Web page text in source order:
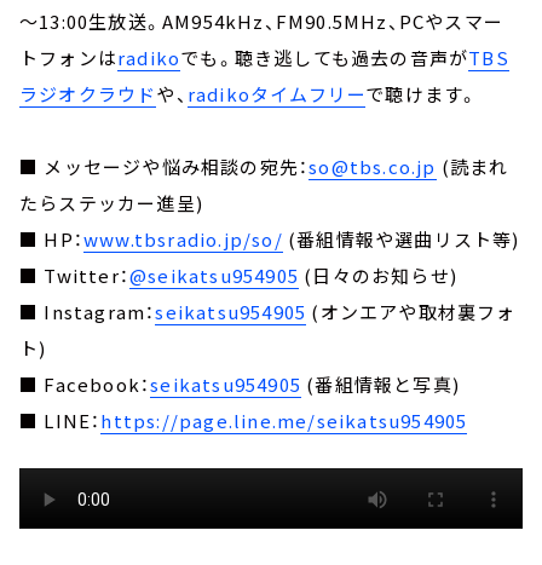
～13:00生放送。AM954kHz、FM90.5MHz、PCやスマー
トフォンはradikoでも。聴き逃しても過去の音声がTBS
ラジオクラウドや、 radikoタイムフリーで聴けます。
■ メッセージや悩み相談の宛先：so@tbs.co.jp (読まれ
たらステッカー進呈)
■ HP：www.tbsradio.jp/so/ (番組情報や選曲リスト等)
■ Twitter：@seikatsu954905 (日々のお知らせ)
■ Instagram：seikatsu954905 (オンエアや取材裏フォ
ト)
■ Facebook：seikatsu954905 (番組情報と写真)
■ LINE：https://page.line.me/seikatsu954905